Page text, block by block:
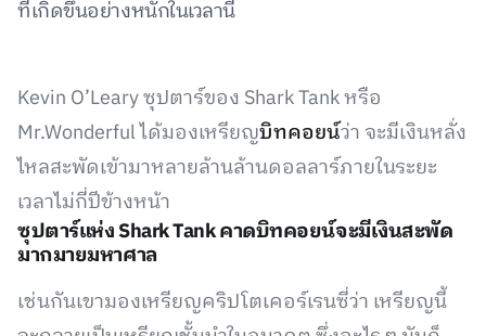
ที่เกิดขึ้นอย่างหนักในเวลานี้
Kevin O’Leary ซุปตาร์ของ Shark Tank หรือ
Mr.Wonderful ได้มองเหรียญบิทคอยน์ว่า จะมีเงินหลั่ง
ไหลสะพัดเข้ามาหลายล้านล้านดอลลาร์ภายในระยะ
เวลาไม่กี่ปีข้างหน้า
ซุปตาร์แห่ง Shark Tank คาดบิทคอยน์จะมีเงินสะพัด
มากมายมหาศาล
เช่นกันเขามองเหรียญคริปโตเคอร์เรนซี่ว่า เหรียญนี้